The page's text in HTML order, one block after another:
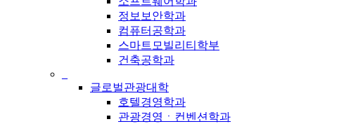
정보보안학과
컴퓨터공학과
스마트모빌리티학부
건축공학과
글로벌관광대학
호텔경영학과
관광경영ㆍ컨벤션학과